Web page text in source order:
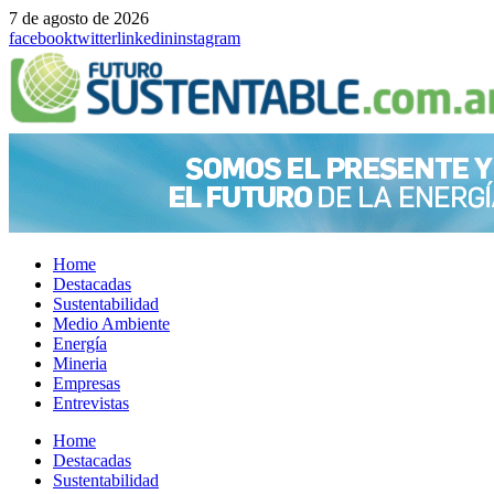
7 de agosto de 2026
facebooktwitterlinkedininstagram
Home
Destacadas
Sustentabilidad
Medio Ambiente
Energía
Mineria
Empresas
Entrevistas
Menu
Home
Destacadas
Sustentabilidad